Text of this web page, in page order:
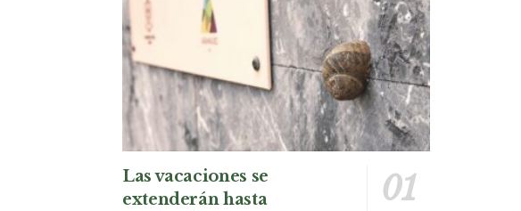
Las vacaciones se
extenderán hasta